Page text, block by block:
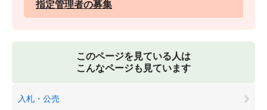
指定管理者の募集
このページを見ている人は
こんなページも見ています
入札・公売